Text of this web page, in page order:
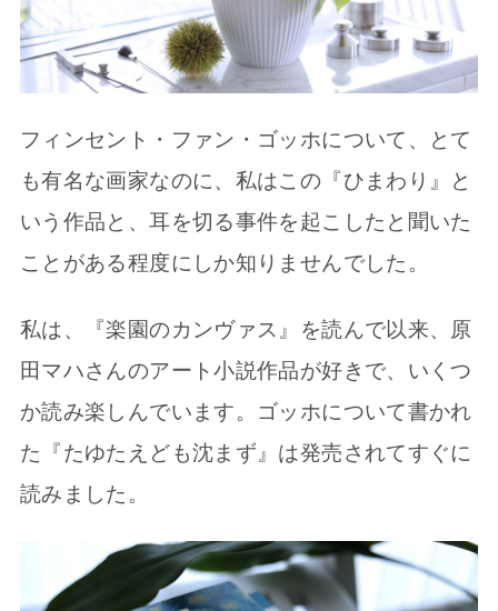
フィンセント・ファン・ゴッホについて、とて
も有名な画家なのに、私はこの『ひまわり』と
いう作品と、耳を切る事件を起こしたと聞いた
ことがある程度にしか知りませんでした。
私は、『楽園のカンヴァス』を読んで以来、原
田マハさんのアート小説作品が好きで、いくつ
か読み楽しんでいます。ゴッホについて書かれ
た『たゆたえども沈まず』は発売されてすぐに
読みました。